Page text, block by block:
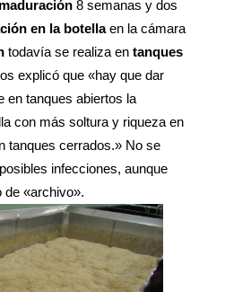
maduración 8 semanas y dos
en la botellaen la cámara
todavía se realiza en tanques
explicó que «hay que dar
en tanques abiertos la
con más soltura y riqueza en
tanques cerrados.» No se
infecciones, aunque
de «archivo».